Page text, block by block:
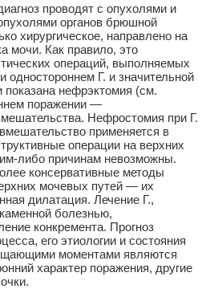
проводят с опухолями и
органов брюшной
хирургическое, направлено на
мочи. Как правило, это
операций, выполняемых
одностороннем Г. и значительной
показана нефрэктомия (см.
поражении —
Нефростомия при Г.
применяется в
операции на верхних
либо причинам невозможны.
консервативные методы
мочевых путей — их
дилатация. Лечение Г.,
болезнью,
конкремента. Прогноз
его этиологии и состояния
моментами являются
характер поражения, другие